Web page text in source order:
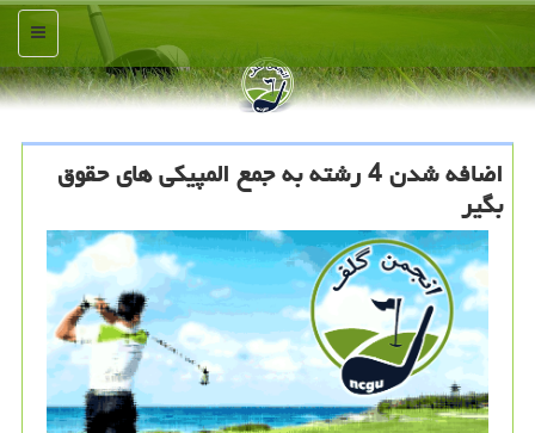
منو
اضافه شدن 4 رشته به جمع المپیكی های حقوق
بگیر